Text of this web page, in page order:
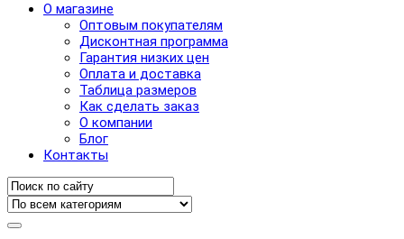
О магазине
Оптовым покупателям
Дисконтная программа
Гарантия низких цен
Оплата и доставка
Таблица размеров
Как сделать заказ
О компании
Блог
Контакты